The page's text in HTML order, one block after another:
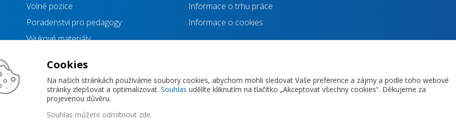
Volné pozice
Poradenství pro pedagogy
Výukové materiály
Informace o trhu práce
Informace o cookies
Zásady ochrany osobních údajů
Copyright © 2026 Jihočeská hospodářská komora
Cookies
Na našich stránkách používáme soubory cookies, abychom mohli sledovat Vaše preference a zájmy a podle toho webové
stránky zlepšovat a optimalizovat. Souhlas udělíte kliknutím na tlačítko „Akceptovat všechny cookies“. Děkujeme za
projevenou důvěru.
Souhlas můžete odmítnout zde.